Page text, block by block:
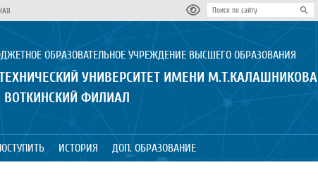
ОБРАЗОВАТЕЛЬНОЕ УЧРЕЖДЕНИЕ ВЫСШЕГО ОБРАЗОВАНИЯ
УНИВЕРСИТЕТ ИМЕНИ М.Т.КАЛАШНИКОВА
ВОТКИНСКИЙ ФИЛИАЛ
ИСТОРИЯ ДОП. ОБРАЗОВАНИЕ